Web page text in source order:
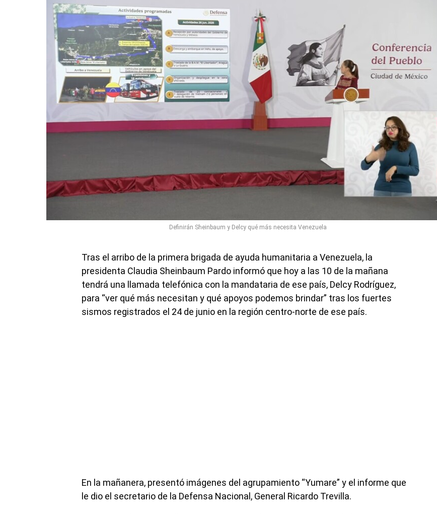
Definirán Sheinbaum y Delcy qué más necesita Venezuela
Tras el arribo de la primera brigada de ayuda humanitaria a Venezuela, la
presidenta Claudia Sheinbaum Pardo informó que hoy a las 10 de la mañana
tendrá una llamada telefónica con la mandataria de ese país, Delcy Rodríguez,
para “ver qué más necesitan y qué apoyos podemos brindar” tras los fuertes
sismos registrados el 24 de junio en la región centro-norte de ese país.
En la mañanera, presentó imágenes del agrupamiento “Yumare” y el informe que
le dio el secretario de la Defensa Nacional, General Ricardo Trevilla.